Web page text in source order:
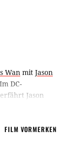
Wan mit Jason
Im DC-
Jason
kann er zum
anführen?
FILM VORMERKEN